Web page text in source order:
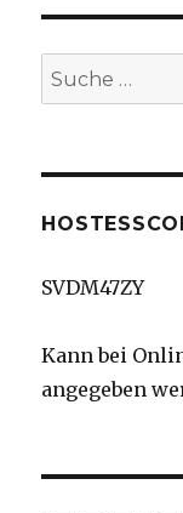
Suche
nach:
SVDM47ZY
Kann bei
angegeben